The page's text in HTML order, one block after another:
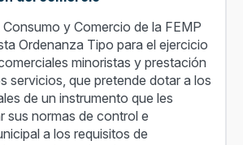
y Comercio de la FEMP
Ordenanza Tipo para el ejercicio
minoristas y prestación
servicios, que pretende dotar a los
de un instrumento que les
sus normas de control e
a los requisitos de